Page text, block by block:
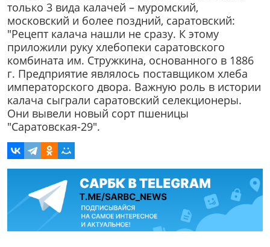
только 3 вида калачей – муромский,
московский и более поздний, саратовский:
"Рецепт калача нашли не сразу. К этому
приложили руку хлебопеки саратовского
комбината им. Стружкина, основанного в 1886
г. Предприятие являлось поставщиком хлеба
императорского двора. Важную роль в истории
калача сыграли саратовский селекционеры.
Они вывели новый сорт пшеницы
"Саратовская-29".